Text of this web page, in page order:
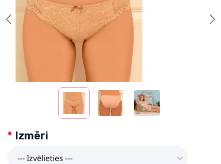
Izmēri
--- Izvēlieties ---